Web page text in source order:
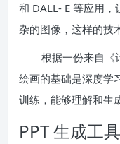
和 DALL- E 等应用
杂的图像，这样的技
根据一份来自《
绘画的基础是深度学
训练，能够理解和生
PPT 生成工